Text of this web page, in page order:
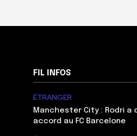
FIL INFOS
ÉTRANGER
Manchester City : Rodri a
accord au FC Barcelone